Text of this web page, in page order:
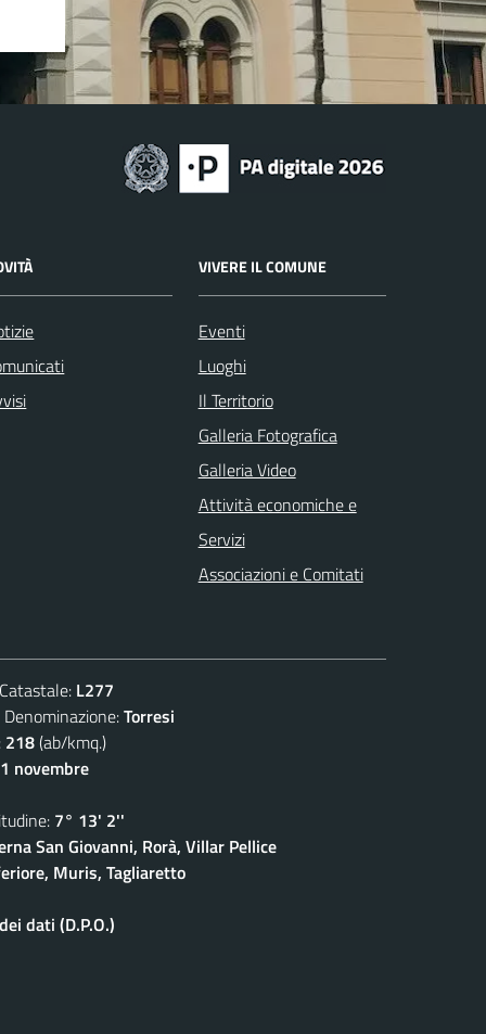
VIVERE IL COMUNE
Eventi
Luoghi
Il Territorio
Galleria Fotografica
Galleria Video
Attività economiche e
Servizi
Associazioni e Comitati
L277
Torresi
218(ab/kmq.)
novembre
7° 13' 2''
San Giovanni, Rorà, Villar Pellice
Muris, Tagliaretto
dati (D.P.O.)